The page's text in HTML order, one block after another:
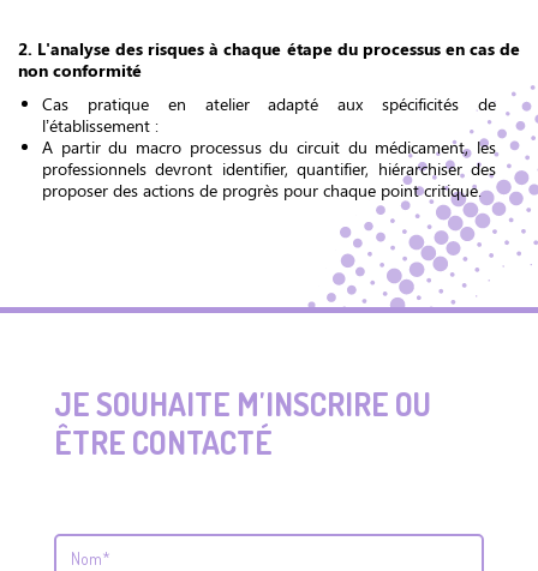
2. L'analyse des risques à chaque étape du processus en cas de
non conformité
Cas pratique en atelier adapté aux spécificités de
l’établissement :
A partir du macro processus du circuit du médicament, les
professionnels devront identifier, quantifier, hiérarchiser des
proposer des actions de progrès pour chaque point critique.
JE SOUHAITE M'INSCRIRE OU
ÊTRE CONTACTÉ